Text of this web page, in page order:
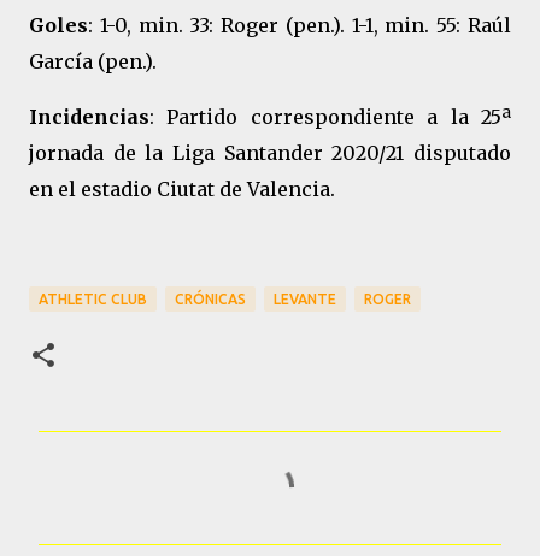
Goles: 1-0, min. 33: Roger (pen.). 1-1, min. 55: Raúl
García (pen.).
Incidencias: Partido correspondiente a la 25ª
jornada de la Liga Santander 2020/21 disputado
en el estadio Ciutat de Valencia.
ATHLETIC CLUB CRÓNICAS LEVANTE ROGER